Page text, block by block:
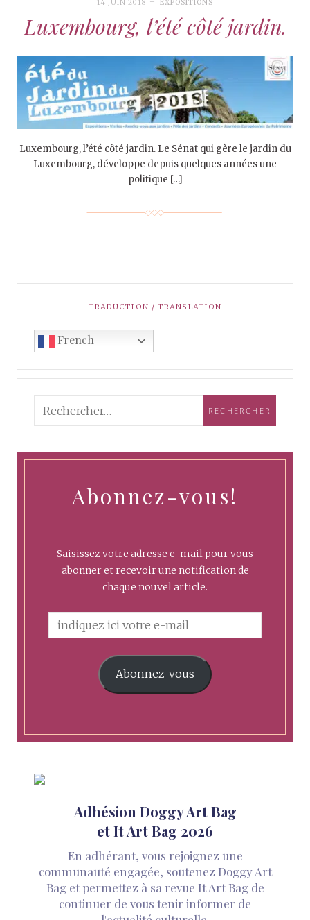
14 JUIN 2018 EXPOSITIONS
Luxembourg, l’été côté jardin.
Luxembourg, l’été côté jardin. Le Sénat qui gère le jardin du
Luxembourg, développe depuis quelques années une
politique […]
TRADUCTION / TRANSLATION
French
Abonnez-vous!
Saisissez votre adresse e-mail pour vous
abonner et recevoir une notification de
chaque nouvel article.
Abonnez-vous
Adhésion Doggy Art Bag
et It Art Bag 2026
En adhérant, vous rejoignez une
communauté engagée, soutenez Doggy Art
Bag et permettez à sa revue It Art Bag de
continuer de vous tenir informer de